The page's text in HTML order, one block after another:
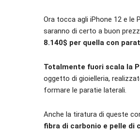
Ora tocca agli iPhone 12 e le
saranno di certo a buon
8.140$ per quella con
Totalmente fuori scala la
oggetto di gioielleria,
formare le paratie laterali.
Anche la tiratura di queste
fibra di carbonio e pelle di